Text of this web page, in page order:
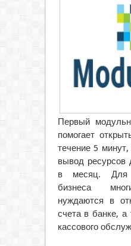
Первый
помогает
течение 5
вывод ресурсов
в месяц. Для
бизнеса
нуждаются в
счета в банке,
кассового